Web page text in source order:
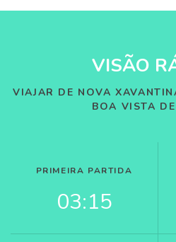
VISÃO
VIAJAR DE NOVA
BOA VISTA
PRIMEIRA PARTIDA
03:15